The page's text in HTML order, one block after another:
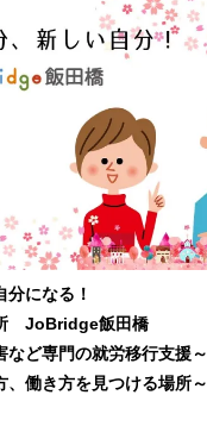
になる！
JoBridge飯田橋
など専門の就労移行支援～
、働き方を見つける場所～